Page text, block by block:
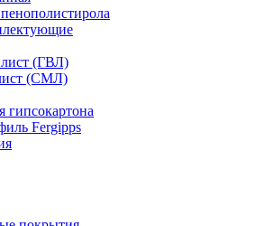
(ГВЛ)
(СМЛ)
Fergipps